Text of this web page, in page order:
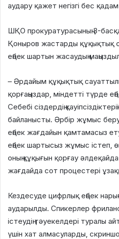
аудару қажет негізгі бес
ШҚО прокуратурасының 3-
Қоныров жастарды құқықтық
еңбек шартын жасаудың
– Әрдайым құқықтық
қорғаңыздар, міндетті түрде
Себебі сіздердің
байланысты. Әрбір жұмыс
еңбек жағдайын қамтамасыз
еңбек шартысыз жұмыс істеп,
оның құқығын қорғау
жағдайда сот процестері
Кездесуде цифрлық еңбек
аударылды. Спикерлер
істеудің тәуекелдері туралы
үшін хат алмасуларды,